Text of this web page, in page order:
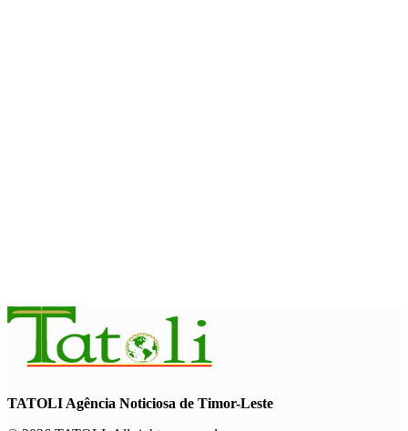
TATOLI Agência Noticiosa de Timor-Leste